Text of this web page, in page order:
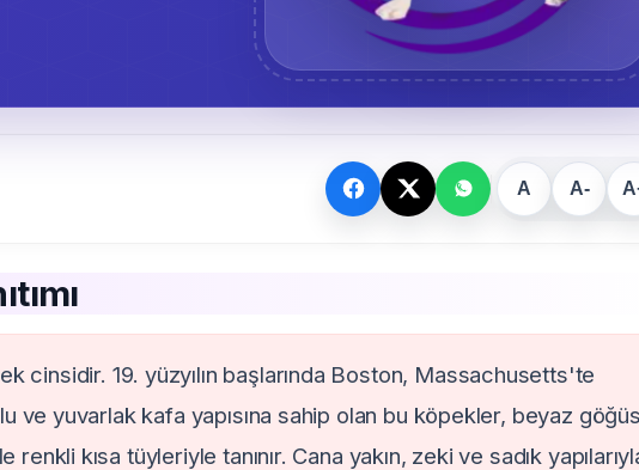
A A-
cinsidir. 19. yüzyılın başlarında Boston, Massachusetts'te
ve yuvarlak kafa yapısına sahip olan bu köpekler, beyaz
kısa tüyleriyle tanınır. Cana yakın, zeki ve sadık